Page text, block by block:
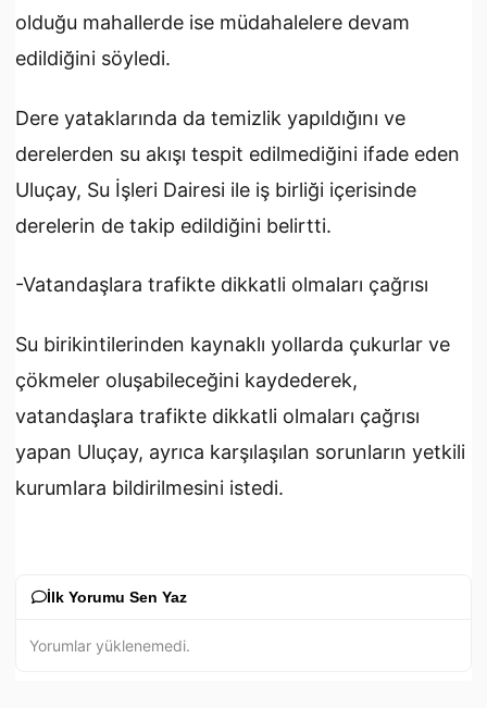
olduğu mahallerde ise müdahalelere devam
edildiğini söyledi.
Dere yataklarında da temizlik yapıldığını ve
derelerden su akışı tespit edilmediğini ifade eden
Uluçay, Su İşleri Dairesi ile iş birliği içerisinde
derelerin de takip edildiğini belirtti.
-Vatandaşlara trafikte dikkatli olmaları çağrısı
Su birikintilerinden kaynaklı yollarda çukurlar ve
çökmeler oluşabileceğini kaydederek,
vatandaşlara trafikte dikkatli olmaları çağrısı
yapan Uluçay, ayrıca karşılaşılan sorunların yetkili
kurumlara bildirilmesini istedi.
İlk Yorumu Sen Yaz
Yorumlar yüklenemedi.